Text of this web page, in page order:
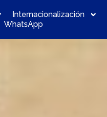
Internacionalización
WhatsApp